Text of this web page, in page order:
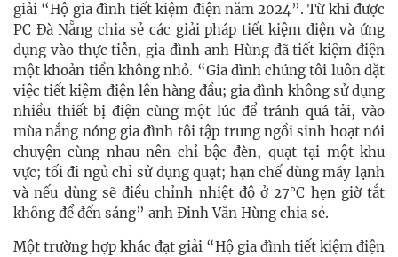
giải “Hộ gia đình tiết kiệm điện năm 2024”. Từ khi được
PC Đà Nẵng chia sẻ các giải pháp tiết kiệm điện và ứng
dụng vào thực tiễn, gia đình anh Hùng đã tiết kiệm điện
một khoản tiền không nhỏ. “Gia đình chúng tôi luôn đặt
việc tiết kiệm điện lên hàng đầu; gia đình không sử dụng
nhiều thiết bị điện cùng một lúc để tránh quá tải, vào
mùa nắng nóng gia đình tôi tập trung ngồi sinh hoạt nói
chuyện cùng nhau nên chỉ bậc đèn, quạt tại một khu
vực; tối đi ngủ chỉ sử dụng quạt; hạn chế dùng máy lạnh
và nếu dùng sẽ điều chỉnh nhiệt độ ở 27°C hẹn giờ tắt
không để đến sáng” anh Đinh Văn Hùng chia sẻ.
Một trường hợp khác đạt giải “Hộ gia đình tiết kiệm điện